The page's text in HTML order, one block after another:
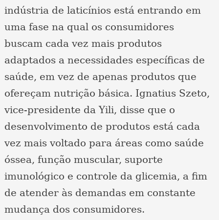
indústria de laticínios está entrando em
uma fase na qual os consumidores
buscam cada vez mais produtos
adaptados a necessidades específicas de
saúde, em vez de apenas produtos que
ofereçam nutrição básica. Ignatius Szeto,
vice-presidente da Yili, disse que o
desenvolvimento de produtos está cada
vez mais voltado para áreas como saúde
óssea, função muscular, suporte
imunológico e controle da glicemia, a fim
de atender às demandas em constante
mudança dos consumidores.